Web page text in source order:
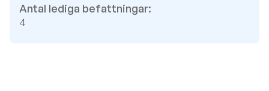
Antal lediga befattningar:
4